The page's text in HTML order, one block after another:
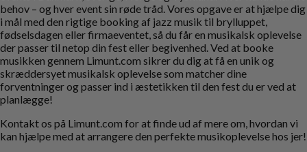
behov – og hver event sin røde tråd. Vores opgave er at hjælpe dig
i mål med den rigtige booking af jazz musik til brylluppet,
fødselsdagen eller firmaeventet, så du får en musikalsk oplevelse
der passer til netop din fest eller begivenhed. Ved at booke
musikken gennem Limunt.com sikrer du dig at få en unik og
skræddersyet musikalsk oplevelse som matcher dine
forventninger og passer ind i æstetikken til den fest du er ved at
planlægge!
Kontakt os på Limunt.com for at finde ud af mere om, hvordan vi
kan hjælpe med at arrangere den perfekte musikoplevelse hos jer!